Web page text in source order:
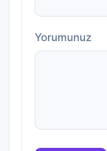
Yorumunuz